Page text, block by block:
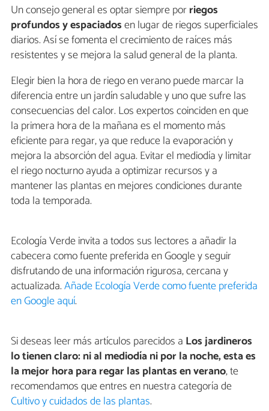
Un consejo general es optar siempre porriegos
profundos y espaciadosen lugar de riegos superficiales
diarios. Así se fomenta el crecimiento de raíces más
resistentes y se mejora la salud general de la planta.
Elegir bien la hora de riego en verano puede marcar la
diferencia entre un jardín saludable y uno que sufre las
consecuencias del calor. Los expertos coinciden en que
la primera hora de la mañana es el momento más
eficiente para regar, ya que reduce la evaporación y
mejora la absorción del agua. Evitar el mediodía y limitar
el riego nocturno ayuda a optimizar recursos y a
mantener las plantas en mejores condiciones durante
toda la temporada.
Ecología Verde invita a todos sus lectores a añadir la
cabecera como fuente preferida en Google y seguir
disfrutando de una información rigurosa, cercana y
actualizada.Añade Ecología Verde como fuente preferida
en Google aquí.
Si deseas leer más artículos parecidos a Los jardineros
lo tienen claro: ni al mediodía ni por la noche, esta es
la mejor hora para regar las plantas en verano, te
recomendamos que entres en nuestra categoría de
Cultivo y cuidados de las plantas.